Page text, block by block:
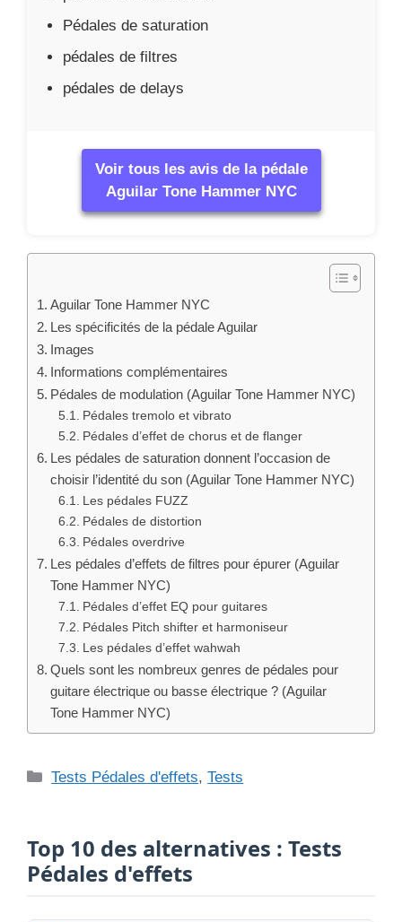
Aguilar Tone Hammer NYC
Les spécificités de la pédale Aguilar
Informations complémentaires
Pédales d’effet de chorus et de flanger
Les pédales de saturation donnent l’occasion de
Les pédales d’effets de filtres pour épurer (Aguilar
Tone Hammer NYC)
Pédales d’effet EQ pour guitares
Pédales Pitch shifter et harmoniseur
Les pédales d’effet wahwah
Quels sont les nombreux genres de pédales pour
guitare électrique ou basse électrique ? (Aguilar
Tone Hammer NYC)
Catégories
Tests Pédales d'effets
Top 10 des alternatives : Tests
Pédales d'effets
#1
Test, Comparatif
LIRE LE TEST →